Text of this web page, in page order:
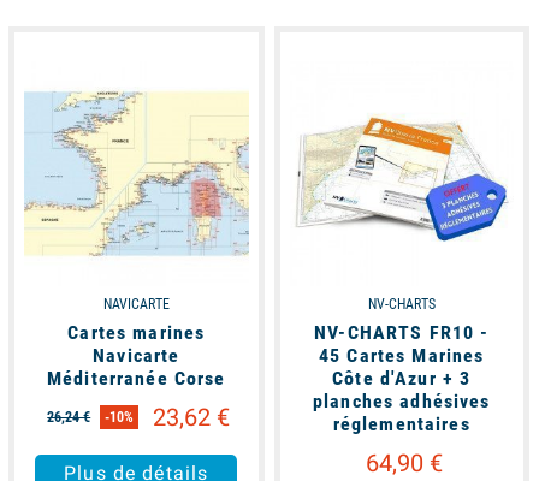
NAVICARTE
Cartes marines
Navicarte
Méditerranée Corse
26,24 € -10% 23,62 €
Plus de détails
NV-CHARTS
NV-CHARTS FR10 -
45 Cartes Marines
Côte d'Azur + 3
planches adhésives
réglementaires
64,90 €